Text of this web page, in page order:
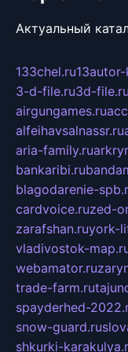
Актуальный
133chel.ru
3-d-file.ru3d-file.ru
airgungames.ru
alfeihavsalnassr.ru
aria-family.ru
bankaribi.ru
blagodarenie-
cardvoice.ruzed-
zarafshan.ruyork-
vladivostok-
webamator.ru
trade-farm.ru
spayderhed-
snow-guard.ru
shkurki-